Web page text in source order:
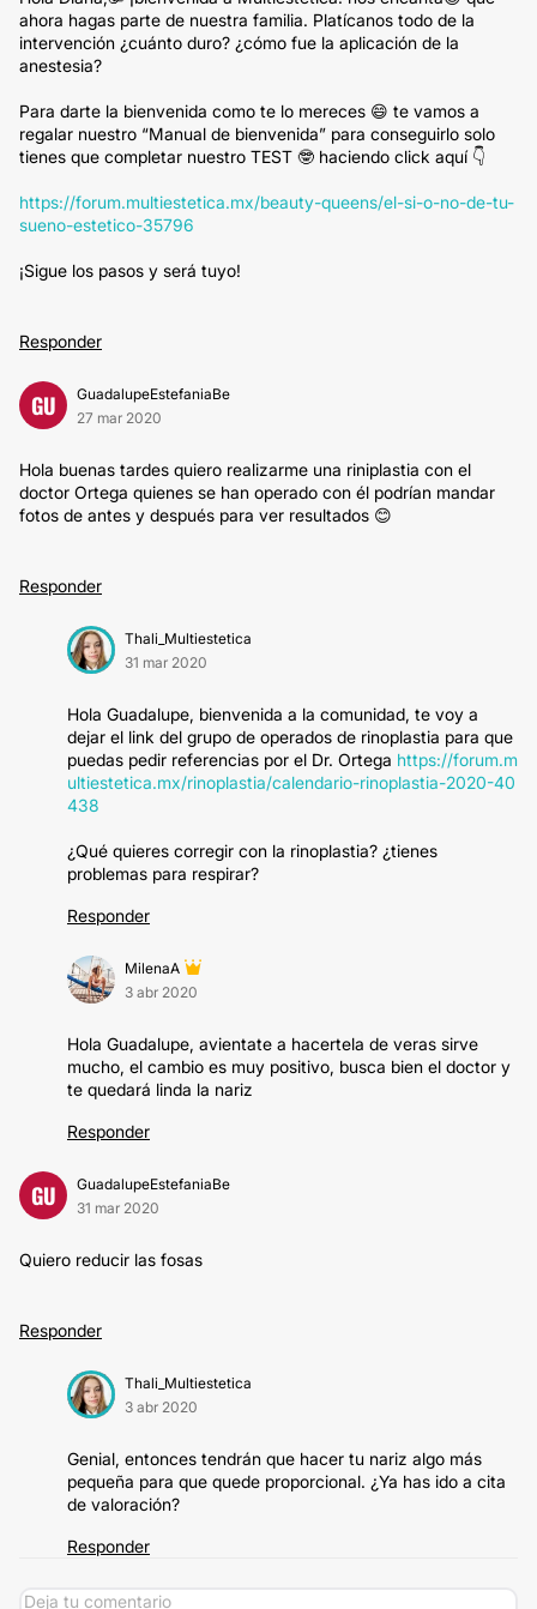
ahora hagas parte de nuestra familia. Platícanos todo de la
intervención ¿cuánto duro? ¿cómo fue la aplicación de la
anestesia?
Para darte la bienvenida como te lo mereces 😄 te vamos a
regalar nuestro “Manual de bienvenida” para conseguirlo solo
tienes que completar nuestro TEST 🤓 haciendo click aquí 👇
https://forum.multiestetica.mx/beauty-queens/el-si-o-no-de-tu-
sueno-estetico-35796
¡Sigue los pasos y será tuyo!
Responder
GU
GuadalupeEstefaniaBe
27 mar 2020
Hola buenas tardes quiero realizarme una riniplastia con el
doctor Ortega quienes se han operado con él podrían mandar
fotos de antes y después para ver resultados 😊
Responder
Thali_Multiestetica
31 mar 2020
Hola Guadalupe, bienvenida a la comunidad, te voy a
dejar el link del grupo de operados de rinoplastia para que
puedas pedir referencias por el Dr. Ortega https://forum.m
ultiestetica.mx/rinoplastia/calendario-rinoplastia-2020-40
438
¿Qué quieres corregir con la rinoplastia? ¿tienes
problemas para respirar?
Responder
MilenaA
3 abr 2020
Hola Guadalupe, avientate a hacertela de veras sirve
mucho, el cambio es muy positivo, busca bien el doctor y
te quedará linda la nariz
Responder
GU
GuadalupeEstefaniaBe
31 mar 2020
Quiero reducir las fosas
Responder
Thali_Multiestetica
3 abr 2020
Genial, entonces tendrán que hacer tu nariz algo más
pequeña para que quede proporcional. ¿Ya has ido a cita
de valoración?
Responder